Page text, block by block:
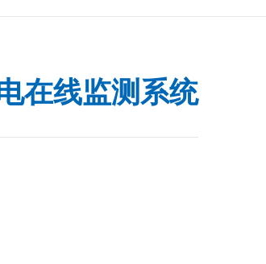
在线监测系统